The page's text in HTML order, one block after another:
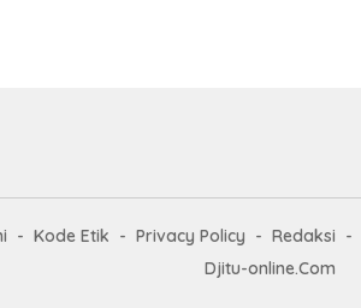
Kode Etik Privacy Policy Redaksi
Djitu-online.Com